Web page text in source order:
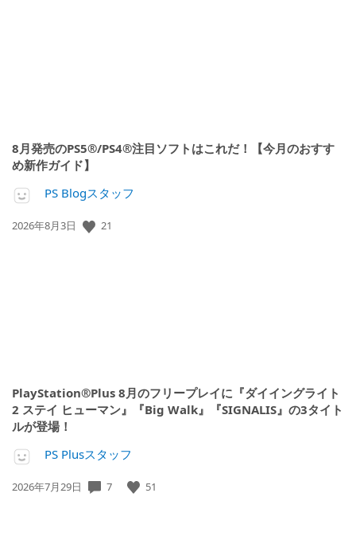
8月発売のPS5®/PS4®注目ソフトはこれだ！【今月のおすす
め新作ガイド】
PS Blogスタッフ
公
2026年8月3日 21
PlayStation®Plus 8月のフリープレイに『ダイイングライト
2 ステイ ヒューマン』『Big Walk』『SIGNALIS』の3タイト
ルが登場！
PS Plusスタッフ
公
2026年7月29日 7 51